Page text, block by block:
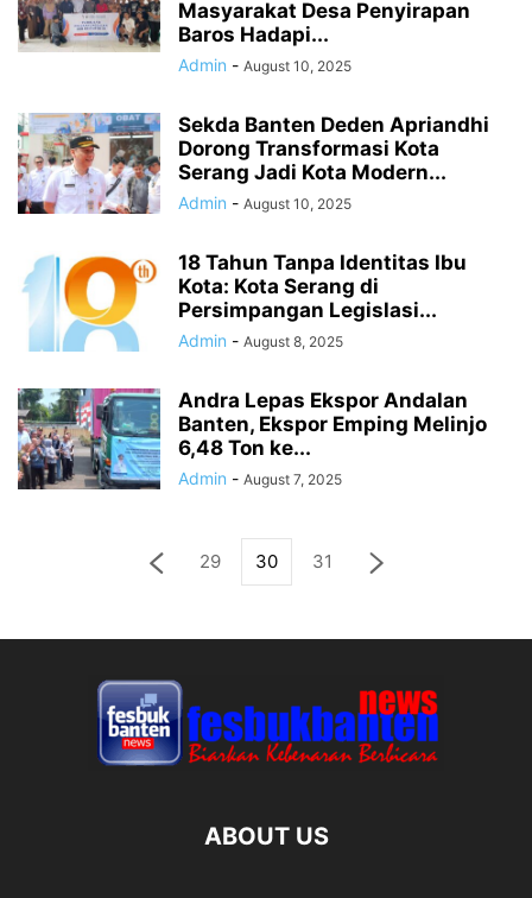
Masyarakat Desa Penyirapan
Baros Hadapi...
Admin - August 10, 2025
Sekda Banten Deden Apriandhi
Dorong Transformasi Kota
Serang Jadi Kota Modern...
Admin - August 10, 2025
18 Tahun Tanpa Identitas Ibu
Kota: Kota Serang di
Persimpangan Legislasi...
Admin - August 8, 2025
Andra Lepas Ekspor Andalan
Banten, Ekspor Emping Melinjo
6,48 Ton ke...
Admin - August 7, 2025
29 30 31
ABOUT US